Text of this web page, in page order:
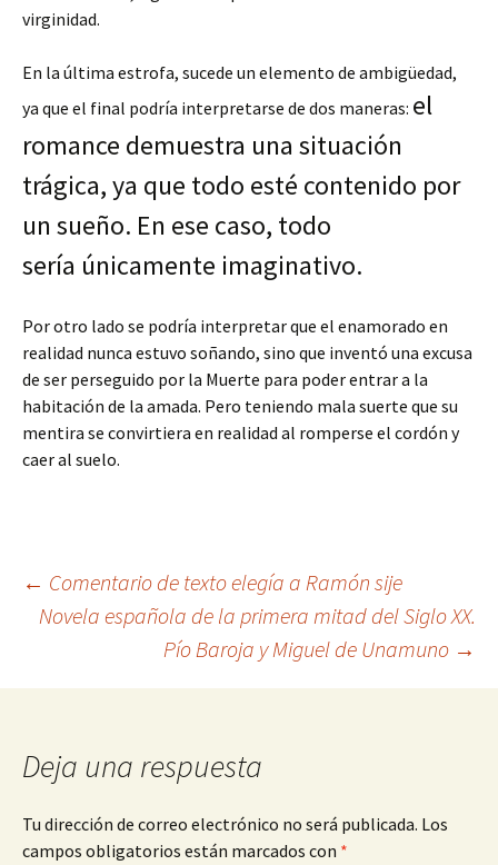
virginidad.
En la última estrofa, sucede un elemento de ambigüedad,
ya que el final podría interpretarse de dos maneras: el
romance demuestra una situación
trágica, ya que todo esté contenido por
un sueño. En ese caso, todo
sería únicamente imaginativo.
Por otro lado se podría interpretar que el enamorado en
realidad nunca estuvo soñando, sino que inventó una excusa
de ser perseguido por la Muerte para poder entrar a la
habitación de la amada. Pero teniendo mala suerte que su
mentira se convirtiera en realidad al romperse el cordón y
caer al suelo.
Navegación
← Comentario de texto elegía a Ramón sije
Novela española de la primera mitad del Siglo XX.
Pío Baroja y Miguel de Unamuno →
Deja una respuesta
Tu dirección de correo electrónico no será publicada. Los
campos obligatorios están marcados con *